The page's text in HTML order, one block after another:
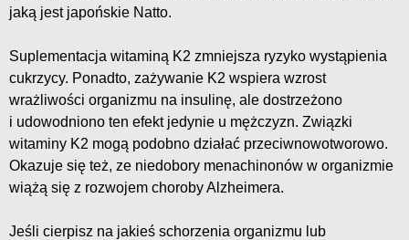
jaką jest japońskie Natto.
Suplementacja witaminą K2 zmniejsza ryzyko wystąpienia
cukrzycy. Ponadto, zażywanie K2 wspiera wzrost
wrażliwości organizmu na insulinę, ale dostrzeżono
i udowodniono ten efekt jedynie u mężczyzn. Związki
witaminy K2 mogą podobno działać przeciwnowotworowo.
Okazuje się też, ze niedobory menachinonów w organizmie
wiążą się z rozwojem choroby Alzheimera.
Jeśli cierpisz na jakieś schorzenia organizmu lub